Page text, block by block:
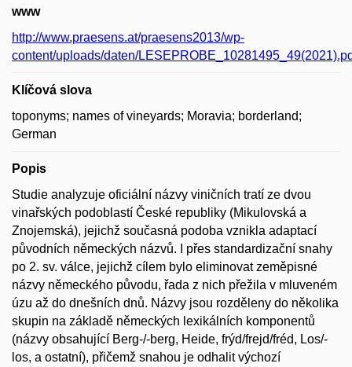
www
http://www.praesens.at/praesens2013/wp-
content/uploads/daten/
Klíčová slova
toponyms; names of vineyards; Moravia; borderland;
German
Popis
Studie analyzuje oficiální názvy viničních tratí ze dvou
vinařských podoblastí České republiky (Mikulovská a
Znojemská), jejichž současná podoba vznikla adaptací
původních německých názvů. I přes standardizační snahy
po 2. sv. válce, jejichž cílem bylo eliminovat zeměpisné
názvy německého původu, řada z nich přežila v mluveném
úzu až do dnešních dnů. Názvy jsou rozděleny do několika
skupin na základě německých lexikálních komponentů
(názvy obsahující Berg-/-berg, Heide, frýd/frejd/fréd, Los/-
los, a ostatní), přičemž snahou je odhalit výchozí